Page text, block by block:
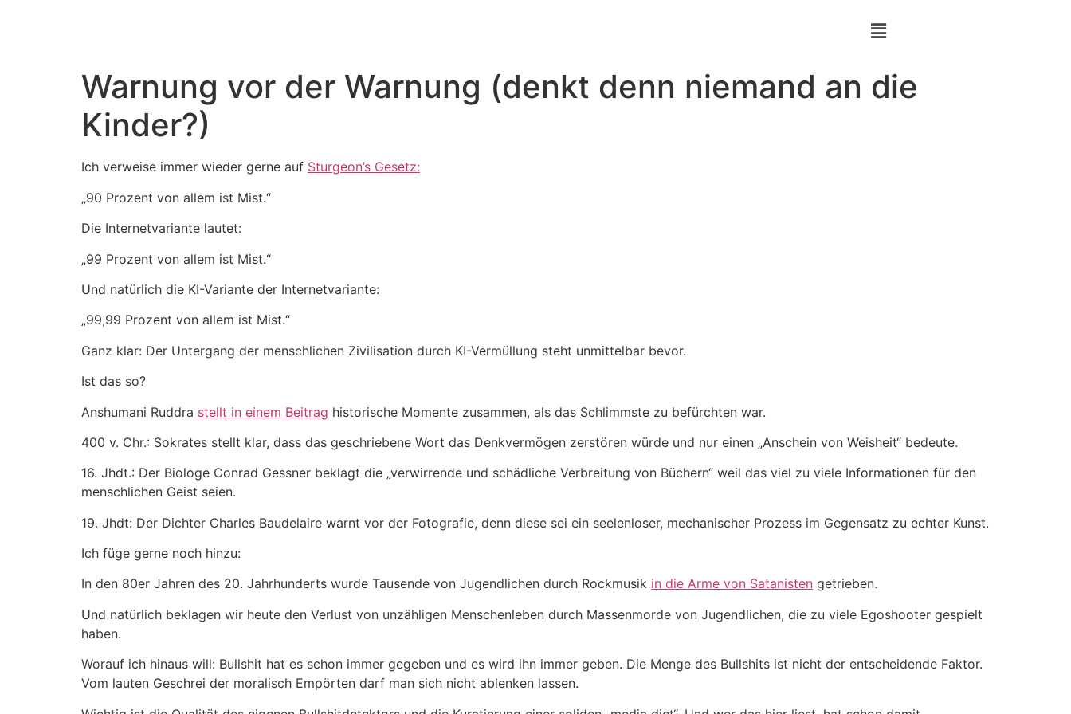
Warnung vor der Warnung (denkt denn niemand an die
Kinder?)
Ich verweise immer wieder gerne auf Sturgeon’s Gesetz:
„90 Prozent von allem ist Mist.“
Die Internetvariante lautet:
„99 Prozent von allem ist Mist.“
Und natürlich die KI-Variante der Internetvariante:
„99,99 Prozent von allem ist Mist.“
Ganz klar: Der Untergang der menschlichen Zivilisation durch KI-Vermüllung steht unmittelbar bevor.
Ist das so?
Anshumani Ruddra stellt in einem Beitrag historische Momente zusammen, als das Schlimmste zu befürchten war.
400 v. Chr.: Sokrates stellt klar, dass das geschriebene Wort das Denkvermögen zerstören würde und nur einen „Anschein von Weisheit“ bedeute.
16. Jhdt.: Der Biologe Conrad Gessner beklagt die „verwirrende und schädliche Verbreitung von Büchern“ weil das viel zu viele Informationen für den
menschlichen Geist seien.
19. Jhdt: Der Dichter Charles Baudelaire warnt vor der Fotografie, denn diese sei ein seelenloser, mechanischer Prozess im Gegensatz zu echter Kunst.
Ich füge gerne noch hinzu:
In den 80er Jahren des 20. Jahrhunderts wurde Tausende von Jugendlichen durch Rockmusik in die Arme von Satanisten getrieben.
Und natürlich beklagen wir heute den Verlust von unzähligen Menschenleben durch Massenmorde von Jugendlichen, die zu viele Egoshooter gespielt
haben.
Worauf ich hinaus will: Bullshit hat es schon immer gegeben und es wird ihn immer geben. Die Menge des Bullshits ist nicht der entscheidende Faktor.
Vom lauten Geschrei der moralisch Empörten darf man sich nicht ablenken lassen.